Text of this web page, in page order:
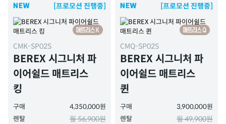
[프로모션 진행중]
CMK-SP02S
BEREX 시그니처 파
이어쉴드 매트리스
킹
구매
4,350,000원
렌탈
월 56,900원
[프로모션 진행중]
CMQ-SP02S
BEREX 시그니처 파
이어쉴드 매트리스
퀸
구매
3,900,000원
렌탈
월 49,900원